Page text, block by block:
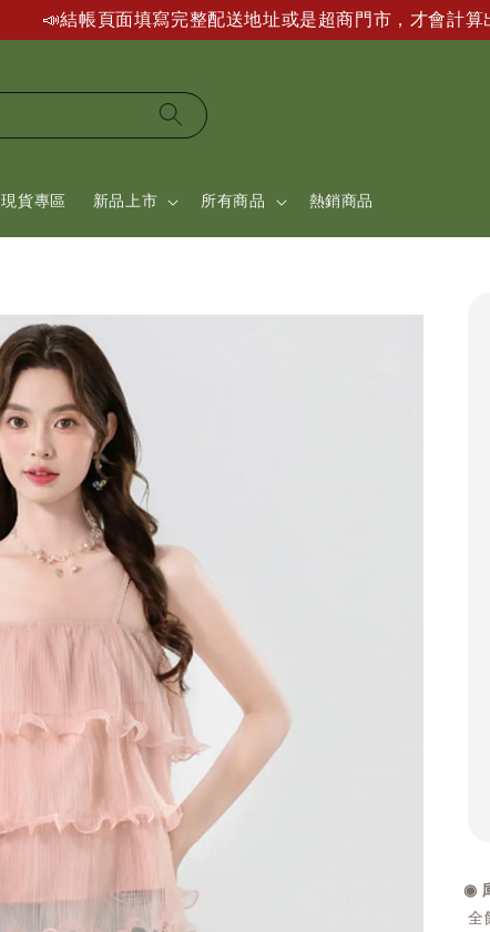
📣結帳頁面填寫完整配送地址或是超商門市，才會計算
現貨專區 新品上市 所有商品 熱銷商品
◉
全